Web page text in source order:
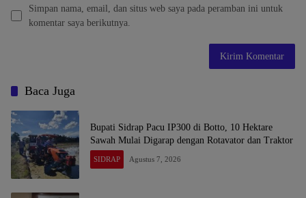
Simpan nama, email, dan situs web saya pada peramban ini untuk
komentar saya berikutnya.
Baca Juga
Bupati Sidrap Pacu IP300 di Botto, 10 Hektare
Sawah Mulai Digarap dengan Rotavator dan Traktor
SIDRAP Agustus 7, 2026